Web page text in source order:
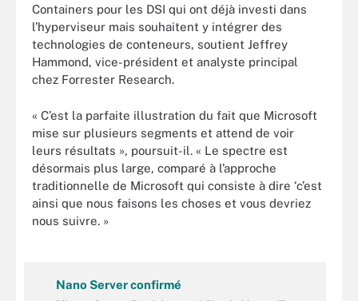
Containers pour les DSI qui ont déjà investi dans
l’hyperviseur mais souhaitent y intégrer des
technologies de conteneurs, soutient Jeffrey
Hammond, vice-président et analyste principal
chez Forrester Research.
« C’est la parfaite illustration du fait que Microsoft
mise sur plusieurs segments et attend de voir
leurs résultats », poursuit-il. « Le spectre est
désormais plus large, comparé à l’approche
traditionnelle de Microsoft qui consiste à dire ‘c’est
ainsi que nous faisons les choses et vous devriez
nous suivre. »
Nano Server confirmé